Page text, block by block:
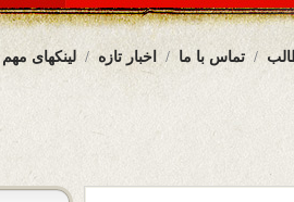
لینکهای مهم اخبار تازه تماس با ما